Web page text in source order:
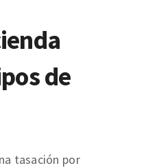
de
tasación por